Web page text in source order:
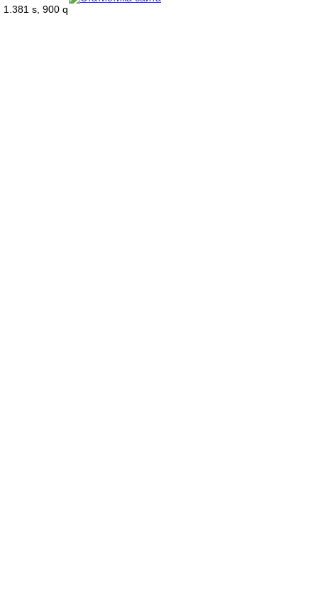
1.381 s, 900 q